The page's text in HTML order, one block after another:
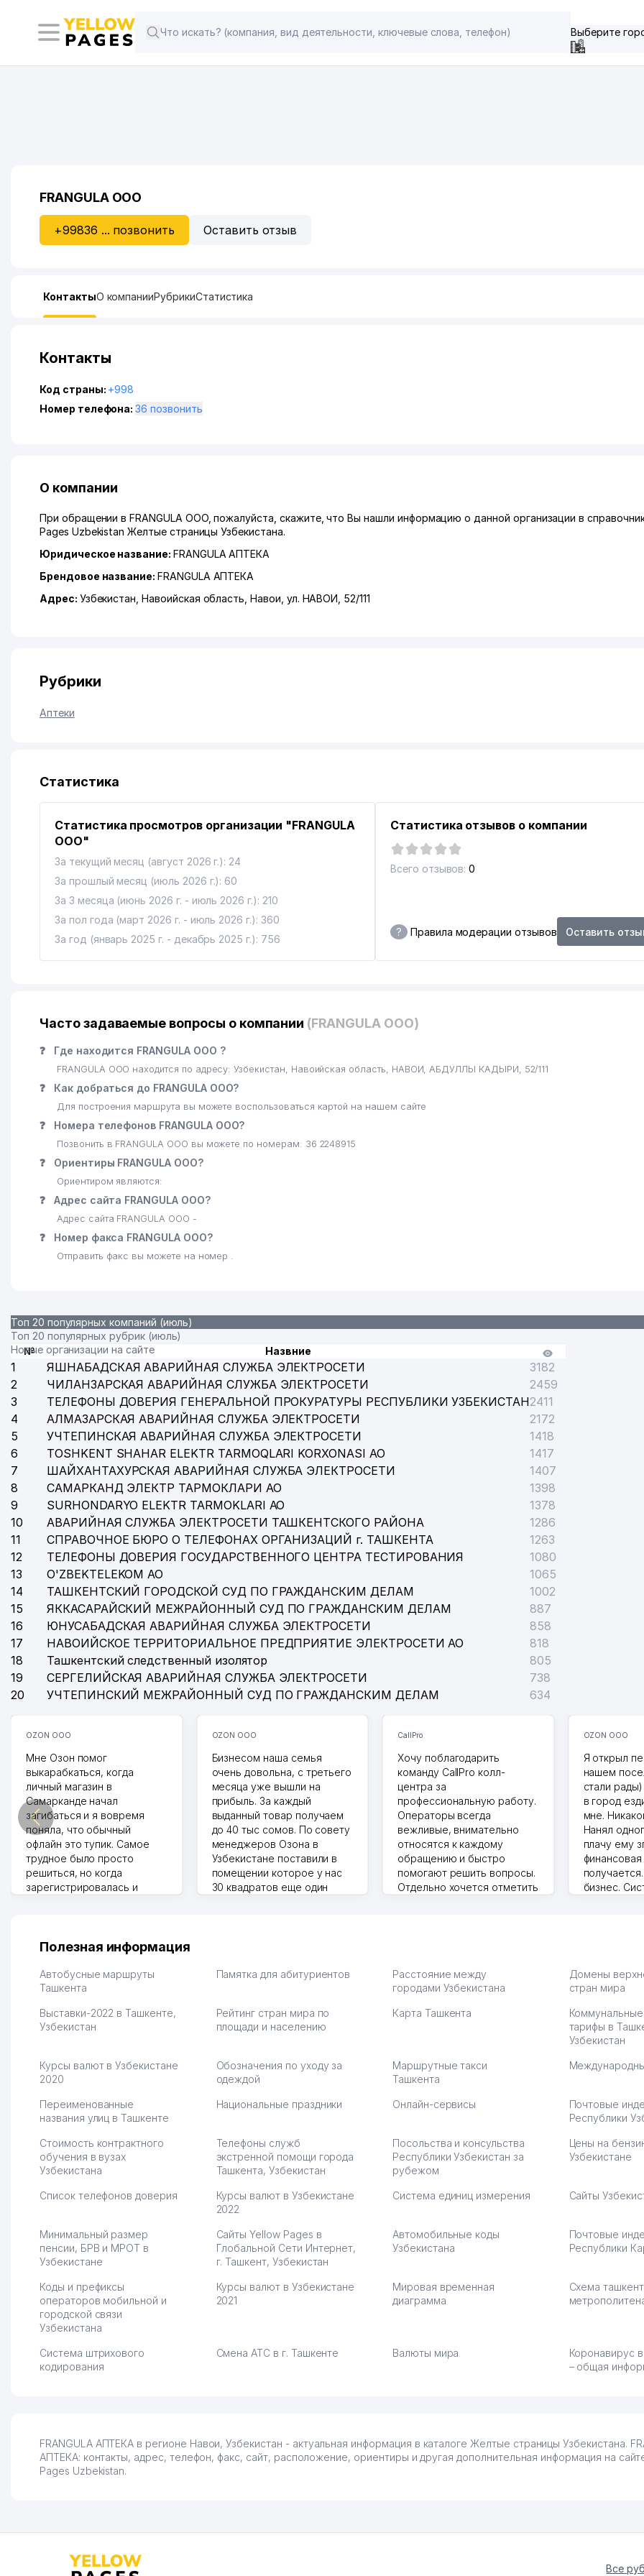
Выберите
FRANGULA ООО
+99836 ... позвонить Оставить отзыв
КонтактыО компанииРубрикиСтатистика
Контакты
Код страны: +998
Номер телефона:
36 позвонить
О компании
При обращении в FRANGULA ООО, пожалуйста, скажите, что Вы нашли информацию о данной организации в
Pages Uzbekistan Желтые страницы Узбекистана.
Юридическое название: FRANGULA АПТЕКА
Брендовое название: FRANGULA АПТЕКА
Адрес: Узбекистан,Навоийская область ,Навои ул. НАВОИ , 52/111
Рубрики
Аптеки
Статистика
Статистика просмотров организации "FRANGULA
ООО"
За текущий месяц (август 2026 г.): 24
За прошлый месяц (июль 2026 г.): 60
За 3 месяца (июнь 2026 г. - июль 2026 г.): 210
За пол года (март 2026 г. - июль 2026 г.): 360
За год (январь 2025 г. - декабрь 2025 г.): 756
Статистика отзывов о компании
Всего отзывов: 0
? Правила модерации отзывов Оставить
Часто задаваемые вопросы о компании (FRANGULA ООО)
❓ Где находится FRANGULA ООО ?
FRANGULA ООО находится по адресу: Узбекистан, Навоийская область, НАВОИ, АБДУЛЛЫ КАДЫРИ, 52/111
❓ Как добраться до FRANGULA ООО?
Для построения маршрута вы можете воспользоваться картой на нашем сайте
❓ Номера телефонов FRANGULA ООО?
Позвонить в FRANGULA ООО вы можете по номерам: 36 2248915
❓ Ориентиры FRANGULA ООО?
Ориентиром являются:
❓ Адрес сайта FRANGULA ООО?
Адрес сайта FRANGULA ООО -
❓ Номер факса FRANGULA ООО?
Отправить факс вы можете на номер .
Топ 20 популярных компаний (июль)
Топ 20 популярных рубрик (июль)
Новые организации на сайте
№ Назвние
1 ЯШНАБАДСКАЯ АВАРИЙНАЯ СЛУЖБА ЭЛЕКТРОСЕТИ
3182
2
ЧИЛАНЗАРСКАЯ АВАРИЙНАЯ СЛУЖБА ЭЛЕКТРОСЕТИ
2459
3
ТЕЛЕФОНЫ ДОВЕРИЯ ГЕНЕРАЛЬНОЙ ПРОКУРАТУРЫ РЕСПУБЛИКИ УЗБЕКИСТАН2411
4
АЛМАЗАРСКАЯ АВАРИЙНАЯ СЛУЖБА ЭЛЕКТРОСЕТИ
2172
5
УЧТЕПИНСКАЯ АВАРИЙНАЯ СЛУЖБА ЭЛЕКТРОСЕТИ
1418
6
TOSHKENT SHAHAR ELEKTR TARMOQLARI KORXONASI АО
1417
7
ШАЙХАНТАХУРСКАЯ АВАРИЙНАЯ СЛУЖБА ЭЛЕКТРОСЕТИ
1407
8
САМАРКАНД ЭЛЕКТР ТАРМОКЛАРИ АО
1398
9
SURHONDARYO ELEKTR TARMOKLARI АО
1378
10
АВАРИЙНАЯ СЛУЖБА ЭЛЕКТРОСЕТИ ТАШКЕНТСКОГО РАЙОНА
1286
11
СПРАВОЧНОЕ БЮРО О ТЕЛЕФОНАХ ОРГАНИЗАЦИЙ г. ТАШКЕНТА
1263
12
ТЕЛЕФОНЫ ДОВЕРИЯ ГОСУДАРСТВЕННОГО ЦЕНТРА ТЕСТИРОВАНИЯ
1080
13
O'ZBEKTELEKOM АО
1065
14
ТАШКЕНТСКИЙ ГОРОДСКОЙ СУД ПО ГРАЖДАНСКИМ ДЕЛАМ
1002
15
ЯККАСАРАЙСКИЙ МЕЖРАЙОННЫЙ СУД ПО ГРАЖДАНСКИМ ДЕЛАМ
887
16
ЮНУСАБАДСКАЯ АВАРИЙНАЯ СЛУЖБА ЭЛЕКТРОСЕТИ
858
17
НАВОИЙСКОЕ ТЕРРИТОРИАЛЬНОЕ ПРЕДПРИЯТИЕ ЭЛЕКТРОСЕТИ АО
818
18
Ташкентский следственный изолятор
805
19
СЕРГЕЛИЙСКАЯ АВАРИЙНАЯ СЛУЖБА ЭЛЕКТРОСЕТИ
738
20
УЧТЕПИНСКИЙ МЕЖРАЙОННЫЙ СУД ПО ГРАЖДАНСКИМ ДЕЛАМ 634
OZON ООО
Мне Озон помог
выкарабкаться, когда
личный магазин в
Самарканде начал
загибаться и я вовремя
поняла, что обычный
офлайн это тупик. Самое
трудное было просто
решиться, но когда
зарегистрировалась и
на себя доставку до
хранение бесплатное
первый год, хорошая
рекламы, а теперь вижу
результаты. В последнее
много заказывают, а
вначале только по
вяло. Удалось
раскрутиться, дальше
Hamida 03.08.2026 12:45:39
OZON ООО
Бизнесом наша семья
очень довольна, с третьего
месяца уже вышли на
прибыль. За каждый
выданный товар получаем
до 40 тыс сомов. По совету
менеджеров Озона в
Узбекистане поставили в
помещении которое у нас
30 квадратов еще один
мышки и вообще все что
CallPro
Хочу поблагодарить
команду CallPro колл-
центра за
профессиональную работу.
Операторы всегда
вежливые, внимательно
относятся к каждому
обращению и быстро
помогают решить вопросы.
Отдельно хочется отметить
обслуживания клиентов.
Рекомендую этот колл-
партнера для бизнеса.
OZON ООО
Я открыл
нашем
стали
в город
мне.
Нанял
плачу ему
бизнес.
тут у нас
Выгодное
Марат
Полезная информация
Автобусные маршруты
Ташкента
Памятка для абитуриентов
Расстояние между
городами Узбекистана
Домены
стран мира
Выставки-2022 в Ташкенте,
Узбекистан
Рейтинг стран мира по
площади и населению
Карта Ташкента
тарифы в
Узбекистан
Курсы валют в Узбекистане
2020
Обозначения по уходу за
одеждой
Маршрутные такси
Ташкента
Переименованные
названия улиц в Ташкенте
Национальные праздники Онлайн-сервисы
Почтовые
Республики
Стоимость контрактного
обучения в вузах
Узбекистана
Телефоны служб
экстренной помощи города
Ташкента, Узбекистан
Посольства и консульства
Республики Узбекистан за
рубежом
Цены на
Узбекистане
Список телефонов доверия
Курсы валют в Узбекистане
2022
Система единиц измерения Сайты
Минимальный размер
пенсии, БРВ и МРОТ в
Узбекистане
Сайты Yellow Pages в
Глобальной Сети Интернет,
г. Ташкент, Узбекистан
Автомобильные коды
Узбекистана
Почтовые
Республики
Коды и префиксы
операторов мобильной и
городской связи
Узбекистана
Курсы валют в Узбекистане
2021
Мировая временная
диаграмма
Схема
Система штрихового
кодирования
Смена АТС в г. Ташкенте Валюты мира
Коронавирус
– общая
FRANGULA АПТЕКА в регионе Навои, Узбекистан - актуальная информация в каталоге Желтые страницы Узбекистана.
АПТЕКА: контакты, адрес, телефон, факс, сайт, расположение, ориентиры и другая дополнительная информация на
Pages Uzbekistan.
Все